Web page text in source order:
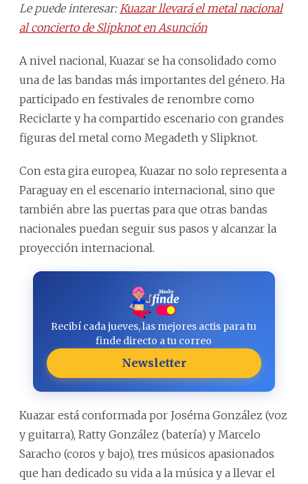
Le puede interesar: Kuazar llevará el metal nacional
al concierto de Slipknot en Asunción
A nivel nacional, Kuazar se ha consolidado como
una de las bandas más importantes del género. Ha
participado en festivales de renombre como
Reciclarte y ha compartido escenario con grandes
figuras del metal como Megadeth y Slipknot.
Con esta gira europea, Kuazar no solo representa a
Paraguay en el escenario internacional, sino que
también abre las puertas para que otras bandas
nacionales puedan seguir sus pasos y alcanzar la
proyección internacional.
Recibí cada jueves, las mejores actis para tu
finde directo a tu correo
Newsletter
Kuazar está conformada por Joséma González (voz
y guitarra), Ratty González (batería) y Marcelo
Saracho (coros y bajo), tres músicos apasionados
que han dedicado su vida a la música y a llevar el